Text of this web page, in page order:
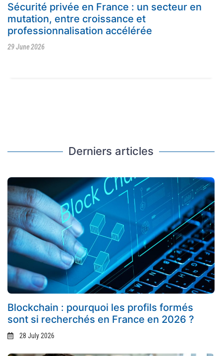
Sécurité privée en France : un secteur en
mutation, entre croissance et
professionnalisation accélérée
29 June 2026
Derniers articles
Blockchain : pourquoi les profils formés
sont si recherchés en France en 2026 ?
28 July 2026